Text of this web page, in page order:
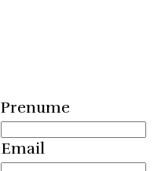
Prenume
Email